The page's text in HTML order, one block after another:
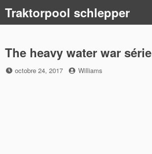
content
Traktorpool schlepper
The heavy water war série
Posted
octobre 24, 2017 by
Williams